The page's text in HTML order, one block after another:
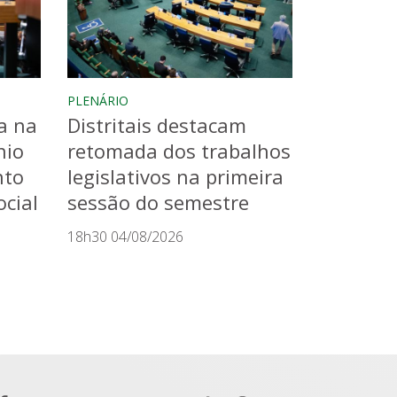
na
PLENÁRIO
Distritais destacam
retomada dos trabalhos
legislativos na primeira
sessão do semestre
18h30 04/08/2026